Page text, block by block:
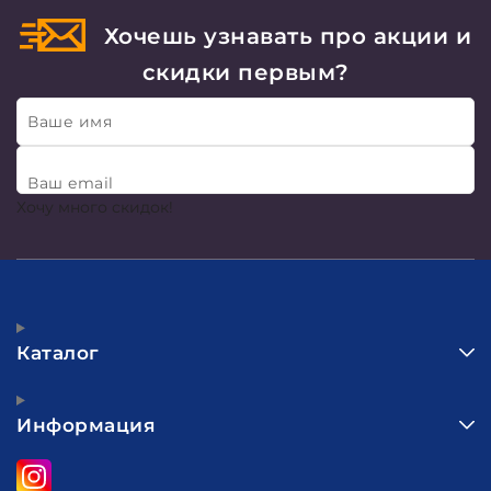
Хочешь узнавать про акции и
скидки первым?
Ваше имя
Ваш email
Хочу много скидок!
Каталог
Информация